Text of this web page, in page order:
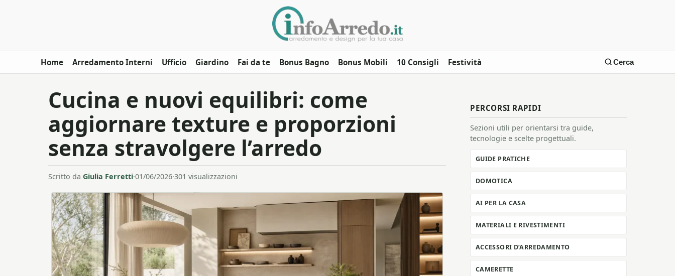
Home Arredamento Interni Ufficio Giardino Fai da te Bonus Bagno Bonus Mobili 10 Consigli Festività Cerca
Cucina e nuovi equilibri: come
aggiornare texture e proporzioni
senza stravolgere l’arredo
Scritto da Giulia Ferretti·01/06/2026·301 visualizzazioni
PERCORSI RAPIDI
Sezioni utili per orientarsi tra guide,
tecnologie e scelte progettuali.
GUIDE PRATICHE
DOMOTICA
AI PER LA CASA
MATERIALI E RIVESTIMENTI
ACCESSORI D’ARREDAMENTO
CAMERETTE